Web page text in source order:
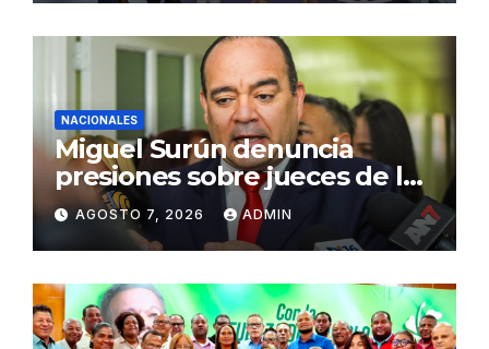
NACIONALES
Miguel Surún denuncia
presiones sobre jueces de la
Suprema Corte de Justicia
AGOSTO 7, 2026 ADMIN